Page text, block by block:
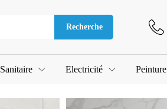
Recherche
Sanitaire Electricité Peinture